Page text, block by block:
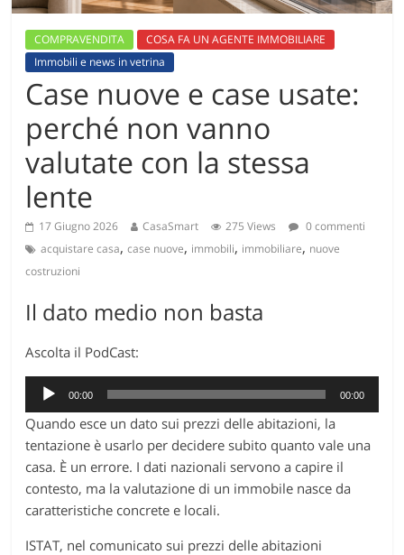
COMPRAVENDITA
COSA FA UN AGENTE IMMOBILIARE
Immobili e news in vetrina
Case nuove e case usate:
perché non vanno
valutate con la stessa
lente
17 Giugno 2026 CasaSmart 275 Views
0 commenti
acquistare casa,case nuove, immobili, immobiliare, nuove
costruzioni
Il dato medio non basta
Ascolta il PodCast:
Audio
Player
00:00 00:00
Quando esce un dato sui prezzi delle abitazioni, la
tentazione è usarlo per decidere subito quanto vale una
casa. È un errore. I dati nazionali servono a capire il
contesto, ma la valutazione di un immobile nasce da
caratteristiche concrete e locali.
ISTAT, nel comunicato sui prezzi delle abitazioni